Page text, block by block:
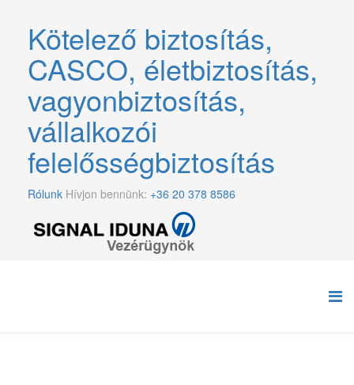
Kötelező biztosítás,
CASCO, életbiztosítás,
vagyonbiztosítás,
vállalkozói
felelősségbiztosítás
Rólunk Hívjon bennünk: +36 20 378 8586